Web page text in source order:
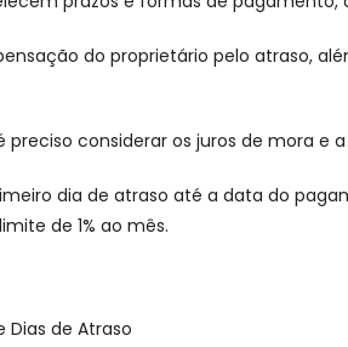
do proprietário pelo atraso,
preciso considerar os juros de mora
dia de atraso até a data do
de 1% ao mês.
Dias de Atraso